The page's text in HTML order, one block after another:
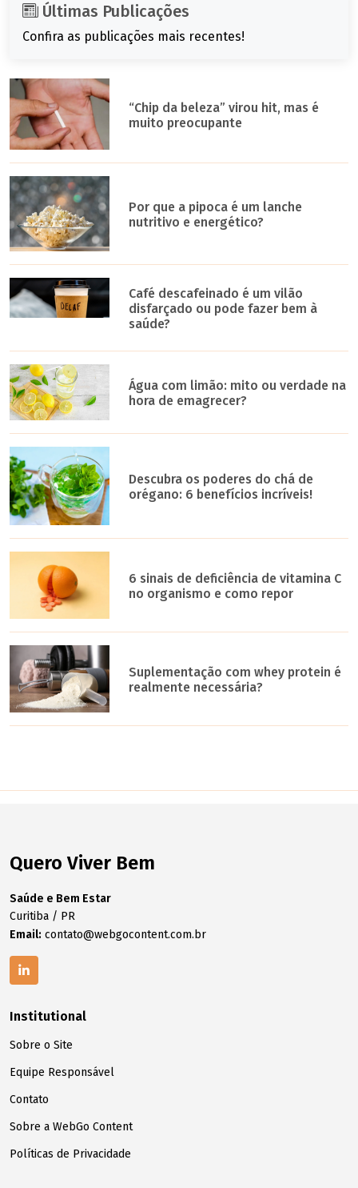
Últimas Publicações
Confira as publicações mais recentes!
“Chip da beleza” virou hit, mas é
muito preocupante
Por que a pipoca é um lanche
nutritivo e energético?
Café descafeinado é um vilão
disfarçado ou pode fazer bem à
saúde?
Água com limão: mito ou verdade na
hora de emagrecer?
Descubra os poderes do chá de
orégano: 6 benefícios incríveis!
6 sinais de deficiência de vitamina C
no organismo e como repor
Suplementação com whey protein é
realmente necessária?
Quero Viver Bem
Saúde e Bem Estar
Curitiba / PR
Email: contato@webgocontent.com.br
Institutional
Sobre o Site
Equipe Responsável
Contato
Sobre a WebGo Content
Políticas de Privacidade